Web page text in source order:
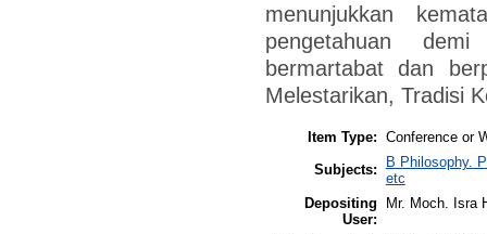
menunjukkan
pengetahuan
bermartabat dan
Melestarikan, Tradisi
Item Type: Conference or
Subjects:
B Philosophy.
etc
Depositing
User:
Mr. Moch. Isra